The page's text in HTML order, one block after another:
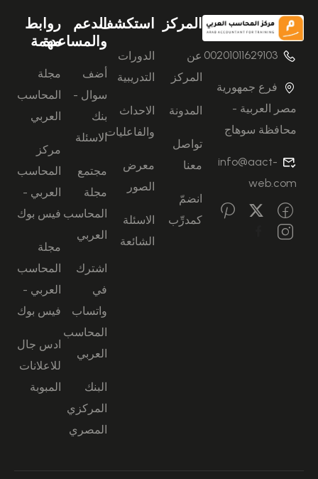
00201011629103
فرع جمهورية
مصر العربية -
محافظة سوهاج
info@aact-
web.com
المركز
عن
المركز
المدونة
تواصل
معنا
انضمّ
كمدرِّب
استكشف
الدورات
التدريبية
الاحداث
والفاعليات
معرض
الصور
الاسئلة
الشائعة
الدعم
والمساعدة
أضف
سوال -
بنك
الاسئلة
مجتمع
مجلة
المحاسب
العربي
اشترك
في
واتساب
المحاسب
العربي
البنك
المركزي
المصري
روابط
مهمة
مجلة
المحاسب
العربي
مركز
المحاسب
العربي -
فيس بوك
مجلة
المحاسب
العربي -
فيس بوك
ادس جال
للاعلانات
المبوبة